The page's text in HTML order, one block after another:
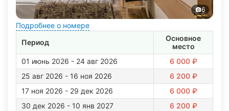
6
Подробнее о номере
Период
Основное
место
01 июнь 2026 - 24 авг 2026
6 000 ₽
25 авг 2026 - 16 ноя 2026
6 200 ₽
17 ноя 2026 - 29 дек 2026
6 000 ₽
30 дек 2026 - 10 янв 2027
6 200 ₽